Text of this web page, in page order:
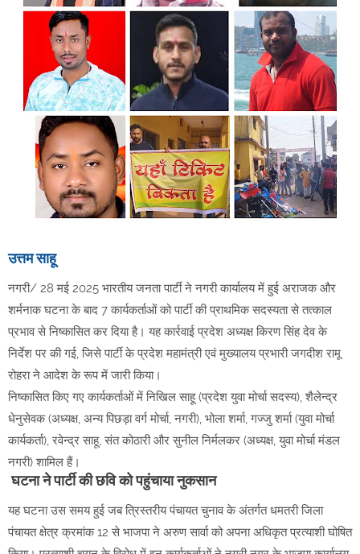
उत्तम साहू
नगरी/ 28 मई 2025 भारतीय जनता पार्टी ने नगरी कार्यालय में हुई अराजक और
शर्मनाक घटना के बाद 7 कार्यकर्ताओं को पार्टी की प्राथमिक सदस्यता से तत्काल
प्रभाव से निष्कासित कर दिया है। यह कार्रवाई प्रदेश अध्यक्ष किरण सिंह देव के
निर्देश पर की गई, जिसे पार्टी के प्रदेश महामंत्री एवं मुख्यालय प्रभारी जगदीश रामू
रोहरा ने आदेश के रूप में जारी किया।
निष्कासित किए गए कार्यकर्ताओं में निखिल साहू (प्रदेश युवा मोर्चा सदस्य), शैलेन्द्र
धेनुसेवक (अध्यक्ष, अन्य पिछड़ा वर्ग मोर्चा, नगरी), भोला शर्मा, गज्जु शर्मा (युवा मोर्चा
कार्यकर्ता), रवेन्द्र साहू, संत कोठारी और सुनील निर्मलकर (अध्यक्ष, युवा मोर्चा मंडल
नगरी) शामिल हैं।
घटना ने पार्टी की छवि को पहुंचाया नुकसान
यह घटना उस समय हुई जब त्रिस्तरीय पंचायत चुनाव के अंतर्गत धमतरी जिला
पंचायत क्षेत्र क्रमांक 12 से भाजपा ने अरुण सार्वा को अपना अधिकृत प्रत्याशी घोषित